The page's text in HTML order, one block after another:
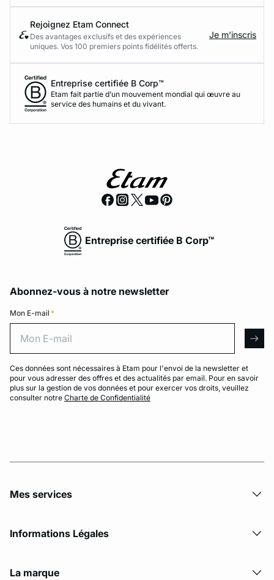
Rejoignez Etam Connect
Des avantages exclusifs et des expériences
uniques. Vos 100 premiers points fidélités offerts.
Je m’inscris
Entreprise certifiée B Corp™
Etam fait partie d’un mouvement mondial qui œuvre au
service des humains et du vivant.
Entreprise certifiée B Corp™
Abonnez-vous à notre newsletter
Mon E-mail *
Ces données sont nécessaires à Etam pour l'envoi de la newsletter et
pour vous adresser des offres et des actualités par email. Pour en savoir
plus sur la gestion de vos données et pour exercer vos droits, veuillez
consulter notre Charte de Confidentialité
Mes services
Informations Légales
La marque